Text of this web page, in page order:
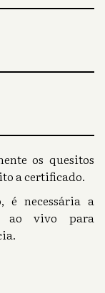
os quesitos
a certificado.
é necessária a
ao vivo para